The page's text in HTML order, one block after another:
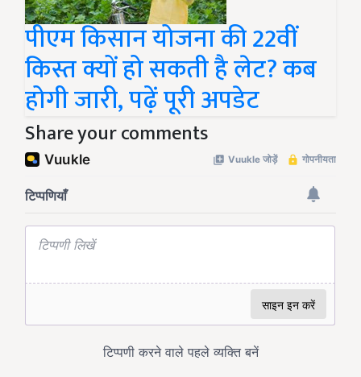
पीएम किसान योजना की 22वीं
किस्त क्यों हो सकती है लेट? कब
होगी जारी, पढ़ें पूरी अपडेट
Share your comments